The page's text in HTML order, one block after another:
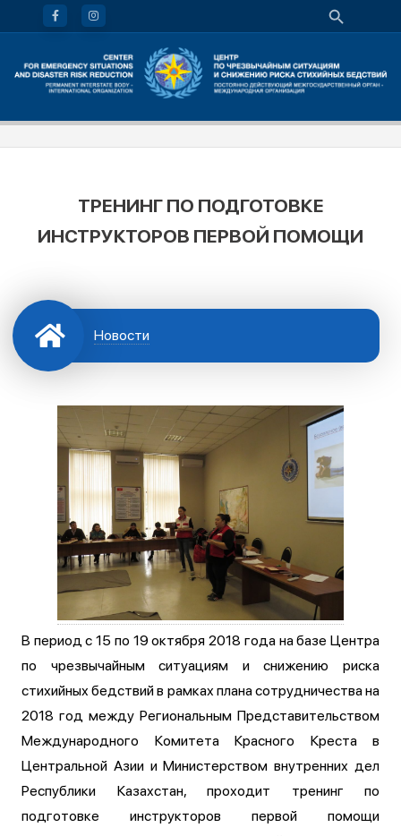
ТРЕНИНГ ПО ПОДГОТОВКЕ
ИНСТРУКТОРОВ ПЕРВОЙ ПОМОЩИ
Новости
В период с 15 по 19 октября 2018 года на базе Центра
по чрезвычайным ситуациям и снижению риска
стихийных бедствий в рамках плана сотрудничества на
2018 год между Региональным Представительством
Международного Комитета Красного Креста в
Центральной Азии и Министерством внутренних дел
Республики Казахстан, проходит тренинг по
подготовке инструкторов первой помощи